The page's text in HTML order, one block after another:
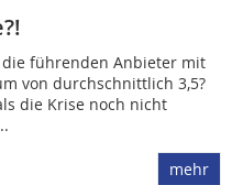
führenden Anbieter mit
von durchschnittlich 3,5?
die Krise noch nicht
mehr